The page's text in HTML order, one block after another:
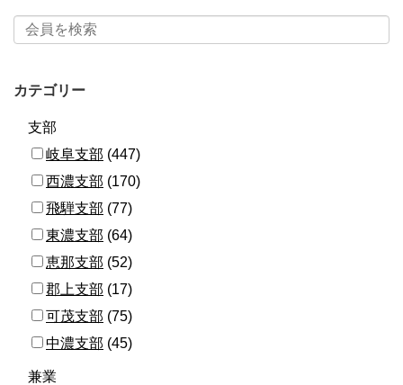
カテゴリー
支部
岐阜支部 (447)
西濃支部 (170)
飛騨支部 (77)
東濃支部 (64)
恵那支部 (52)
郡上支部 (17)
可茂支部 (75)
中濃支部 (45)
兼業